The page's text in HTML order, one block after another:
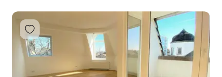
Přidat do oblíbených